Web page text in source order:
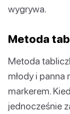
wygrywa.
Metoda
Metoda
młody i panna
markerem.
jednocześnie